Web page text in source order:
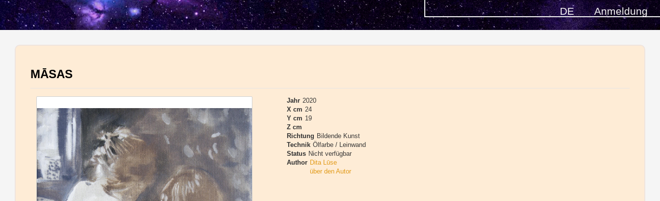
Anmeldung
DE
MĀSAS
Jahr 2020
X cm 24
Y cm 19
Z cm
Richtung Bildende Kunst
Technik Ölfarbe / Leinwand
Status Nicht verfügbar
Author Dita Lūse
über den Autor